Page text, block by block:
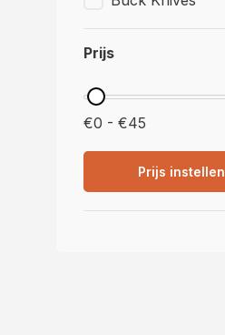
Prijs
€0 - €45
Prijs instellen